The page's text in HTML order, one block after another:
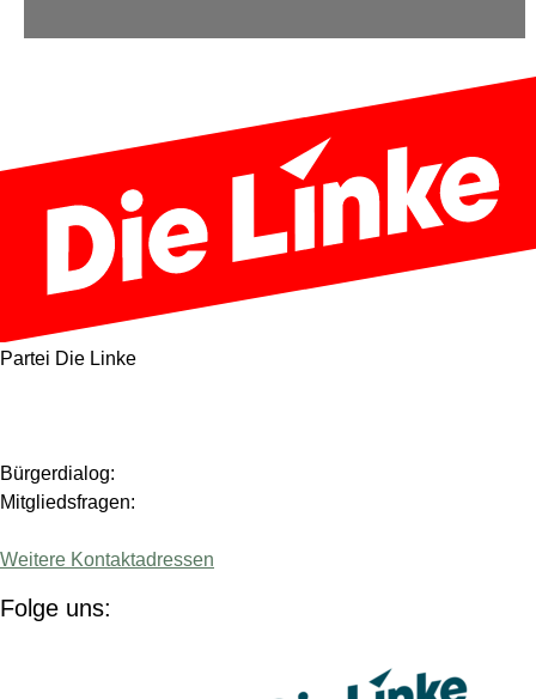
Partei Die Linke
Bürgerdialog:
Mitgliedsfragen:
Weitere Kontaktadressen
Folge uns: